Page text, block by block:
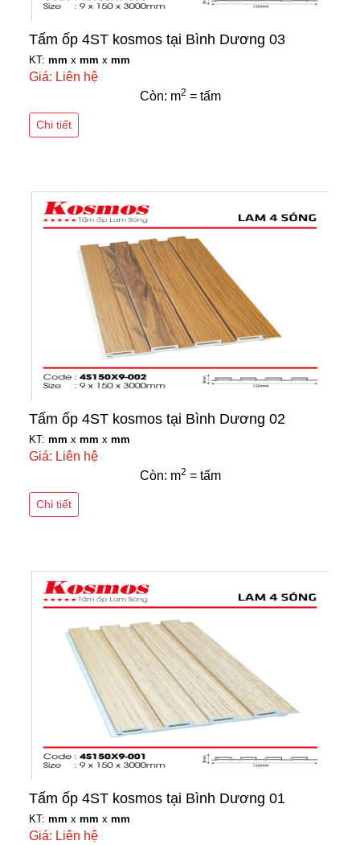
Tấm ốp 4ST kosmos tại Bình Dương 03
KT: mm x mm x mm
Giá: Liên hệ
Còn: m2 = tấm
Chi tiết
Tấm ốp 4ST kosmos tại Bình Dương 02
KT: mm x mm x mm
Giá: Liên hệ
Còn: m2 = tấm
Chi tiết
Tấm ốp 4ST kosmos tại Bình Dương 01
KT: mm x mm x mm
Giá: Liên hệ